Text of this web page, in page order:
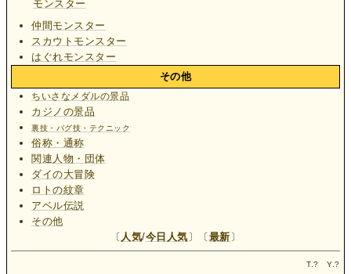
モンスター
仲間モンスター
スカウトモンスター
はぐれモンスター
その他
ちいさなメダルの景品
カジノの景品
裏技・バグ技・テクニック
俗称・通称
関連人物・団体
ダイの大冒険
ロトの紋章
アベル伝説
その他
〔 人気/今日人気 〕〔 最新 〕
T.? Y.?